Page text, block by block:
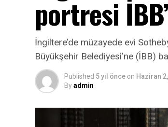
portresi
İngiltere’de müzayede evi
Büyükşehir Belediyesi’ne (İBB)
Published 5 yıl önce on Haziran
Byadmin